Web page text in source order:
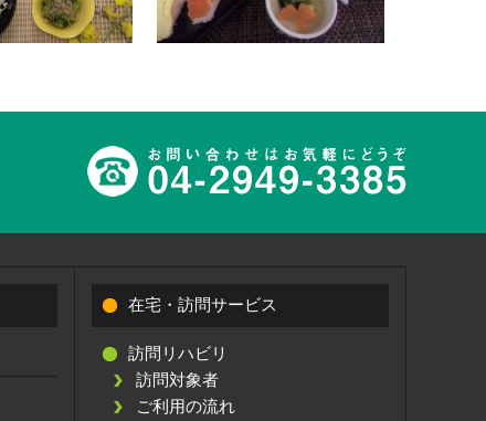
在宅・訪問サービス
訪問リハビリ
訪問対象者
ご利用の流れ